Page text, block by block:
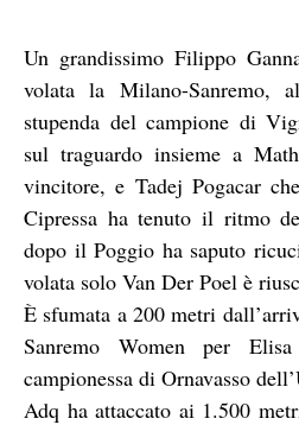
Un grandissimo Filippo
volata la Milano-Sanremo,
stupenda del campione di
sul traguardo insieme a
vincitore, e Tadej Pogacar
Cipressa ha tenuto il ritmo
dopo il Poggio ha saputo
volata solo Van Der Poel è
È sfumata a 200 metri
Sanremo Women per
campionessa di Ornavasso
Adq ha attaccato ai 1.500